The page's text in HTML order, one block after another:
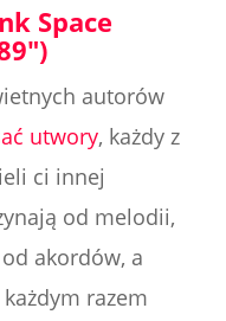
Space
autorów
utwory, każdy z
ci innej
od melodii,
akordów, a
razem